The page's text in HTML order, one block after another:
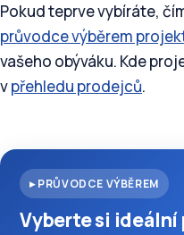
Pokud teprve vybíráte,
průvodce výběrem
vašeho obýváku. Kde
vpřehledu prodejců.
▸ PRŮVODCE VÝBĚREM
Vyberte si